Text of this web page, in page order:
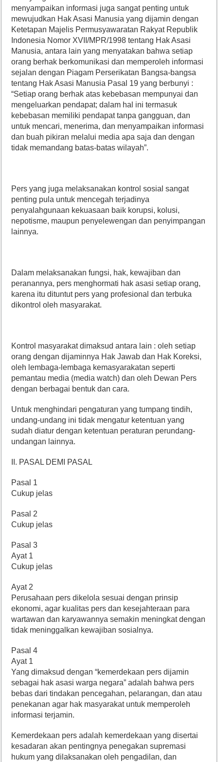
menyampaikan informasi juga sangat penting untuk
mewujudkan Hak Asasi Manusia yang dijamin dengan
Ketetapan Majelis Permusyawaratan Rakyat Republik
Indonesia Nomor XVII/MPR/1998 tentang Hak Asasi
Manusia, antara lain yang menyatakan bahwa setiap
orang berhak berkomunikasi dan memperoleh informasi
sejalan dengan Piagam Perserikatan Bangsa-bangsa
tentang Hak Asasi Manusia Pasal 19 yang berbunyi :
“Setiap orang berhak atas kebebasan mempunyai dan
mengeluarkan pendapat; dalam hal ini termasuk
kebebasan memiliki pendapat tanpa gangguan, dan
untuk mencari, menerima, dan menyampaikan informasi
dan buah pikiran melalui media apa saja dan dengan
tidak memandang batas-batas wilayah”.
Pers yang juga melaksanakan kontrol sosial sangat
penting pula untuk mencegah terjadinya
penyalahgunaan kekuasaan baik korupsi, kolusi,
nepotisme, maupun penyelewengan dan penyimpangan
lainnya.
Dalam melaksanakan fungsi, hak, kewajiban dan
peranannya, pers menghormati hak asasi setiap orang,
karena itu dituntut pers yang profesional dan terbuka
dikontrol oleh masyarakat.
Kontrol masyarakat dimaksud antara lain : oleh setiap
orang dengan dijaminnya Hak Jawab dan Hak Koreksi,
oleh lembaga-lembaga kemasyarakatan seperti
pemantau media (media watch) dan oleh Dewan Pers
dengan berbagai bentuk dan cara.
Untuk menghindari pengaturan yang tumpang tindih,
undang-undang ini tidak mengatur ketentuan yang
sudah diatur dengan ketentuan peraturan perundang-
undangan lainnya.
II. PASAL DEMI PASAL
Pasal 1
Cukup jelas
Pasal 2
Cukup jelas
Pasal 3
Ayat 1
Cukup jelas
Ayat 2
Perusahaan pers dikelola sesuai dengan prinsip
ekonomi, agar kualitas pers dan kesejahteraan para
wartawan dan karyawannya semakin meningkat dengan
tidak meninggalkan kewajiban sosialnya.
Pasal 4
Ayat 1
Yang dimaksud dengan “kemerdekaan pers dijamin
sebagai hak asasi warga negara” adalah bahwa pers
bebas dari tindakan pencegahan, pelarangan, dan atau
penekanan agar hak masyarakat untuk memperoleh
informasi terjamin.
Kemerdekaan pers adalah kemerdekaan yang disertai
kesadaran akan pentingnya penegakan supremasi
hukum yang dilaksanakan oleh pengadilan, dan